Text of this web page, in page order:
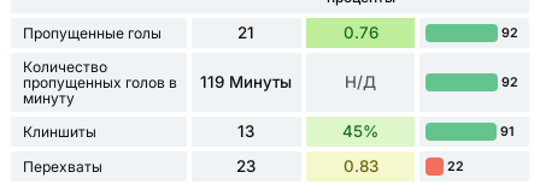
Пропущенные голы 21 0.76 92
Количество
пропущенных голов в
минуту
119 Минуты Н/Д 92
Клиншиты 13 45% 91
Перехваты 23 0.83 22